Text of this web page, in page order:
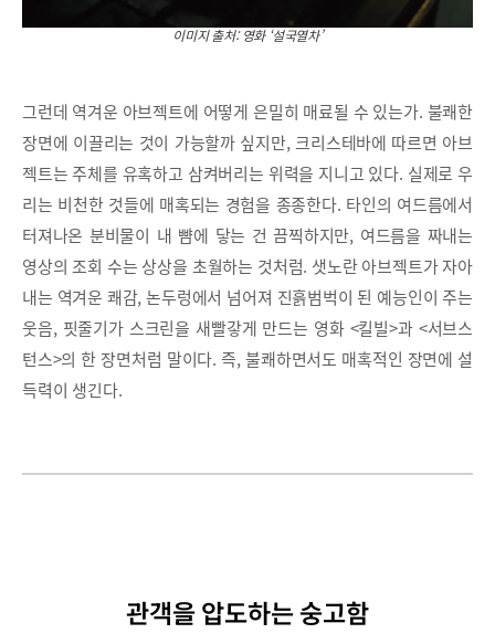
이미지 출처: 영화 ‘설국열차’
그런데 역겨운 아브젝트에 어떻게 은밀히 매료될 수 있는가. 불쾌한
장면에 이끌리는 것이 가능할까 싶지만, 크리스테바에 따르면 아브
젝트는 주체를 유혹하고 삼켜버리는 위력을 지니고 있다. 실제로 우
리는 비천한 것들에 매혹되는 경험을 종종한다. 타인의 여드름에서
터져나온 분비물이 내 뺨에 닿는 건 끔찍하지만, 여드름을 짜내는
영상의 조회 수는 상상을 초월하는 것처럼. 샛노란 아브젝트가 자아
내는 역겨운 쾌감, 논두렁에서 넘어져 진흙범벅이 된 예능인이 주는
웃음, 핏줄기가 스크린을 새빨갛게 만드는 영화 <킬빌>과 <서브스
턴스>의 한 장면처럼 말이다. 즉, 불쾌하면서도 매혹적인 장면에 설
득력이 생긴다.
관객을 압도하는 숭고함